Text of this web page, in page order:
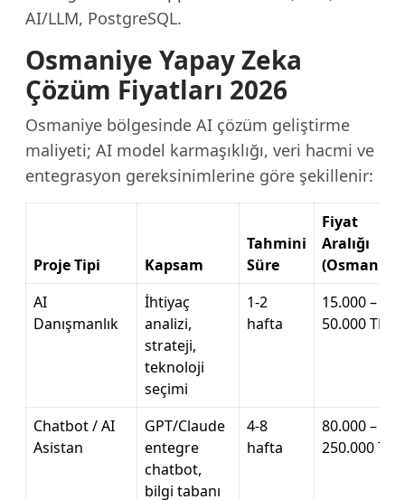
AI/LLM, PostgreSQL.
Osmaniye Yapay Zeka
Çözüm Fiyatları 2026
Osmaniye bölgesinde AI çözüm geliştirme
maliyeti; AI model karmaşıklığı, veri hacmi ve
entegrasyon gereksinimlerine göre şekillenir:
Proje Tipi Kapsam
Tahmini
Süre
Fiyat
Aralığı
(Osmaniye)
AI
Danışmanlık
İhtiyaç
analizi,
strateji,
teknoloji
seçimi
1-2
hafta
15.000 –
50.000 TL
Chatbot / AI
Asistan
GPT/Claude
entegre
chatbot,
bilgi tabanı
4-8
hafta
80.000 –
250.000 TL